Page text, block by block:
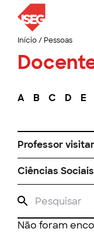
Início/ Pessoas
A B C D E
Professor
Ciências Sociais
Não foram